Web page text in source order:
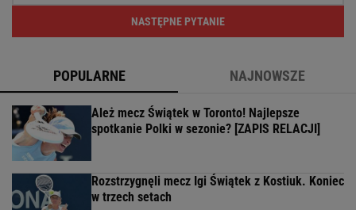
NASTĘPNE PYTANIE
POPULARNE NAJNOWSZE
Ależ mecz Świątek w Toronto! Najlepsze
spotkanie Polki w sezonie? [ZAPIS RELACJI]
Rozstrzygnęli mecz Igi Świątek z Kostiuk. Koniec
w trzech setach